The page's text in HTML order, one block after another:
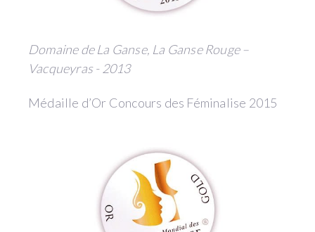
Domaine de La Ganse, La Ganse Rouge –
Vacqueyras - 2013
Médaille d’Or Concours des Féminalise 2015